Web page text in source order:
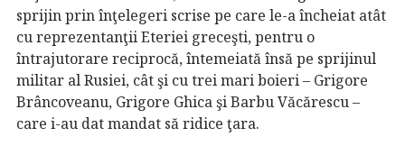
sprijin prin înţelegeri scrise pe care le-a încheiat atât
cu reprezentanţii Eteriei greceşti, pentru o
întrajutorare reciprocă, întemeiată însă pe sprijinul
militar al Rusiei, cât şi cu trei mari boieri – Grigore
Brâncoveanu, Grigore Ghica şi Barbu Văcărescu –
care i-au dat mandat să ridice ţara.